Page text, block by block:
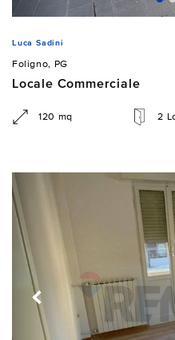
Luca Sadini
Foligno, PG
Locale Commerciale
120 mq 2